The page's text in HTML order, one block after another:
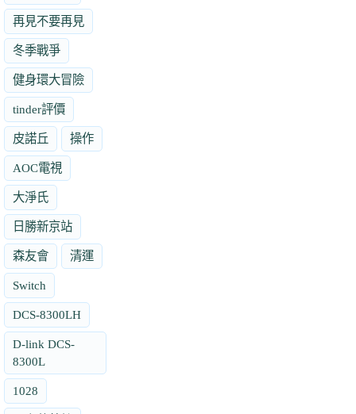
再見不要再見
冬季戰爭
健身環大冒險
tinder評價
皮諾丘 操作
AOC電視
大淨氏
日勝新京站
森友會 清運
Switch
DCS-8300LH
D-link DCS-
8300L
1028